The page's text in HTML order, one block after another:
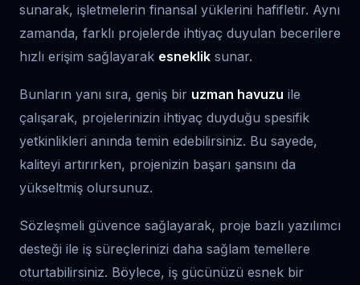
sunarak, işletmelerin finansal yüklerini hafifletir. Aynı
zamanda, farklı projelerde ihtiyaç duyulan becerilere
hızlı erişim sağlayarak esneklik sunar.
Bunların yanı sıra, geniş bir uzman havuzu ile
çalışarak, projelerinizin ihtiyaç duyduğu spesifik
yetkinlikleri anında temin edebilirsiniz. Bu sayede,
kaliteyi artırırken, projenizin başarı şansını da
yükseltmiş olursunuz.
Sözleşmeli güvence sağlayarak, proje bazlı yazılımcı
desteği ile iş süreçlerinizi daha sağlam temellere
oturtabilirsiniz. Böylece, iş gücünüzü esnek bir